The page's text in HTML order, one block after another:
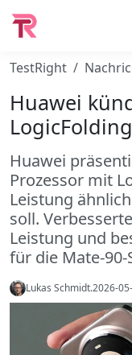
TestRight
Huawei
Huawei
Prozessor mit
Leistung
soll.
Leistung und
für die Mate-
Lukas Schmidt.2026-